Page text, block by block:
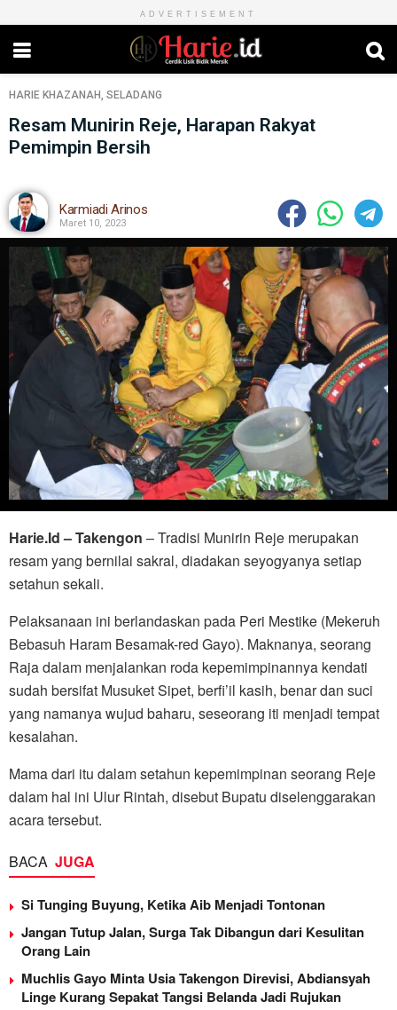
ADVERTISEMENT
HARIE KHAZANAH, SELADANG
Resam Munirin Reje, Harapan Rakyat
Pemimpin Bersih
Karmiadi Arinos
Maret 10, 2023
Harie.Id – Takengon – Tradisi Munirin Reje merupakan
resam yang bernilai sakral, diadakan seyogyanya setiap
setahun sekali.
Pelaksanaan ini berlandaskan pada Peri Mestike (Mekeruh
Bebasuh Haram Besamak-red Gayo). Maknanya, seorang
Raja dalam menjalankan roda kepemimpinannya kendati
sudah bersifat Musuket Sipet, berfi’il kasih, benar dan suci
yang namanya wujud baharu, seseorang iti menjadi tempat
kesalahan.
Mama dari itu dalam setahun kepemimpinan seorang Reje
dalam hal ini Ulur Rintah, disebut Bupatu diselenggarakan
acara tersebut.
BACA JUGA
Si Tunging Buyung, Ketika Aib Menjadi Tontonan
Jangan Tutup Jalan, Surga Tak Dibangun dari Kesulitan
Orang Lain
Muchlis Gayo Minta Usia Takengon Direvisi, Abdiansyah
Linge Kurang Sepakat Tangsi Belanda Jadi Rujukan